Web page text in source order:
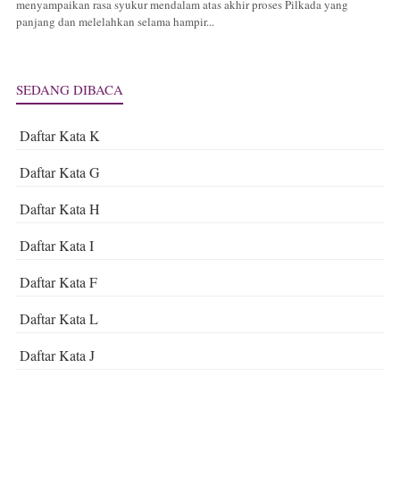
menyampaikan rasa syukur mendalam atas akhir proses Pilkada yang
panjang dan melelahkan selama hampir...
SEDANG DIBACA
Daftar Kata K
Daftar Kata G
Daftar Kata H
Daftar Kata I
Daftar Kata F
Daftar Kata L
Daftar Kata J